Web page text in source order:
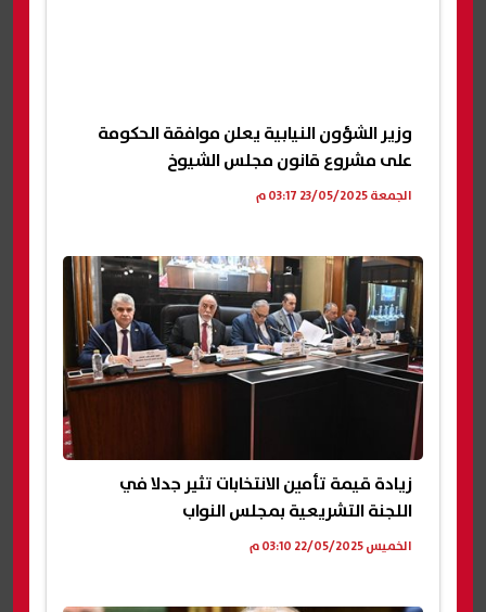
وزير الشؤون النيابية يعلن موافقة الحكومة
على مشروع قانون مجلس الشيوخ
الجمعة 23/05/2025 03:17 م
زيادة قيمة تأمين الانتخابات تثير جدلا في
اللجنة التشريعية بمجلس النواب
الخميس 22/05/2025 03:10 م